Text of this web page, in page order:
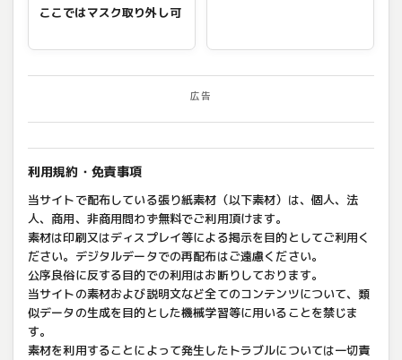
ここではマスク取り外し可
広告
利用規約・免責事項
当サイトで配布している張り紙素材（以下素材）は、個人、法
人、商用、非商用問わず無料でご利用頂けます。
素材は印刷又はディスプレイ等による掲示を目的としてご利用く
ださい。デジタルデータでの再配布はご遠慮ください。
公序良俗に反する目的での利用はお断りしております。
当サイトの素材および説明文など全てのコンテンツについて、類
似データの生成を目的とした機械学習等に用いることを禁じま
す。
素材を利用することによって発生したトラブルについては一切責